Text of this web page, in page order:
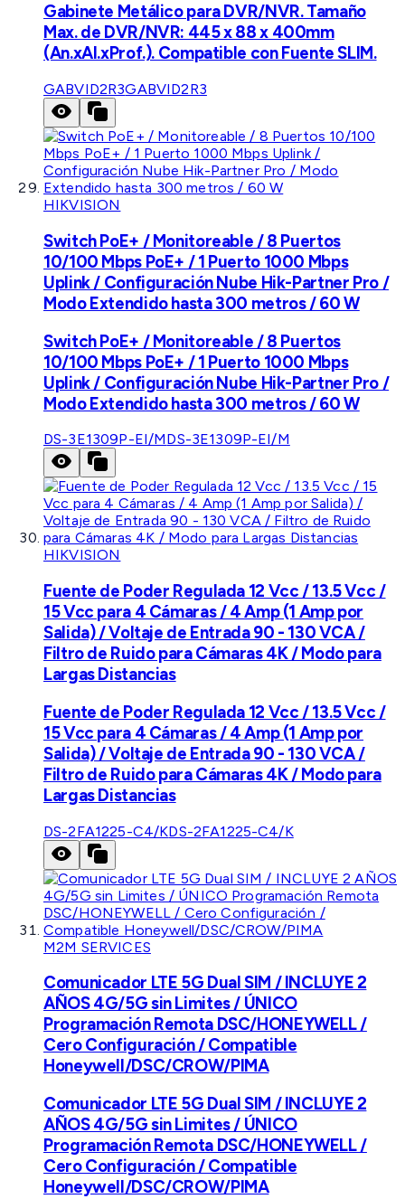
Gabinete Metálico para DVR/NVR. Tamaño
Max. de DVR/NVR: 445 x 88 x 400mm
(An.xAl.xProf.). Compatible con Fuente SLIM.
GABVID2R3GABVID2R3
HIKVISION
Switch PoE+ / Monitoreable / 8 Puertos
10/100 Mbps PoE+ / 1 Puerto 1000 Mbps
Uplink / Configuración Nube Hik-Partner Pro /
Modo Extendido hasta 300 metros / 60 W
Switch PoE+ / Monitoreable / 8 Puertos
10/100 Mbps PoE+ / 1 Puerto 1000 Mbps
Uplink / Configuración Nube Hik-Partner Pro /
Modo Extendido hasta 300 metros / 60 W
DS-3E1309P-EI/MDS-3E1309P-EI/M
HIKVISION
Fuente de Poder Regulada 12 Vcc / 13.5 Vcc /
15 Vcc para 4 Cámaras / 4 Amp (1 Amp por
Salida) / Voltaje de Entrada 90 - 130 VCA /
Filtro de Ruido para Cámaras 4K / Modo para
Largas Distancias
Fuente de Poder Regulada 12 Vcc / 13.5 Vcc /
15 Vcc para 4 Cámaras / 4 Amp (1 Amp por
Salida) / Voltaje de Entrada 90 - 130 VCA /
Filtro de Ruido para Cámaras 4K / Modo para
Largas Distancias
DS-2FA1225-C4/KDS-2FA1225-C4/K
M2M SERVICES
Comunicador LTE 5G Dual SIM / INCLUYE 2
AÑOS 4G/5G sin Limites / ÚNICO
Programación Remota DSC/HONEYWELL /
Cero Configuración / Compatible
Honeywell/DSC/CROW/PIMA
Comunicador LTE 5G Dual SIM / INCLUYE 2
AÑOS 4G/5G sin Limites / ÚNICO
Programación Remota DSC/HONEYWELL /
Cero Configuración / Compatible
Honeywell/DSC/CROW/PIMA